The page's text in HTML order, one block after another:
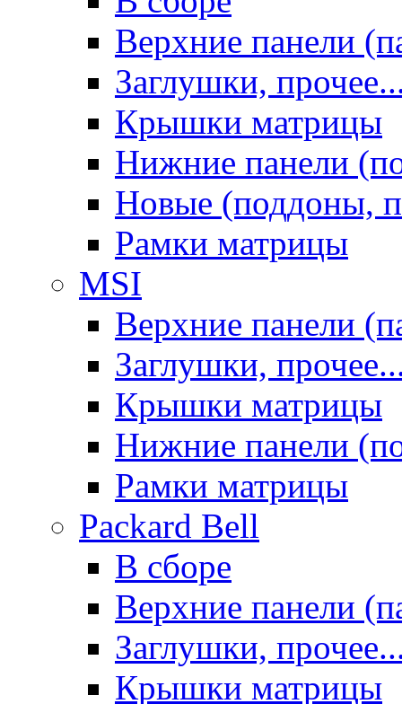
Верхние панели
Заглушки,
Крышки матрицы
Нижние панели
Новые (поддоны,
Рамки матрицы
MSI
Верхние панели
Заглушки,
Крышки матрицы
Нижние панели
Рамки матрицы
Packard Bell
В сборе
Верхние панели
Заглушки,
Крышки матрицы